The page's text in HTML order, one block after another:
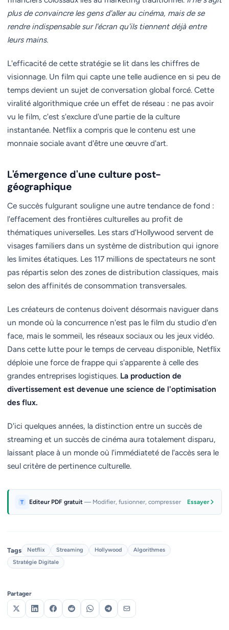
plus de convaincre les gens d'aller au cinéma, mais de se
rendre indispensable sur l'écran qu'ils tiennent déjà entre
leurs mains.
L'efficacité de cette stratégie se lit dans les chiffres de
visionnage. Un film qui capte une telle audience en si peu de
temps devient un sujet de conversation global forcé. Cette
viralité algorithmique crée un effet de réseau : ne pas avoir
vu le film, c'est s'exclure d'une partie de la culture
instantanée. Netflix a compris que le contenu est une
monnaie sociale avant d'être une œuvre d'art.
L'émergence d'une culture post-
géographique
Ce succès fulgurant souligne une autre tendance de fond :
l'effacement des frontières culturelles au profit de
thématiques universelles. Les stars d'Hollywood servent de
visages familiers dans un système de distribution qui ignore
les limites étatiques. Les 117 millions de spectateurs ne sont
pas répartis selon des zones de distribution classiques, mais
selon des affinités de consommation transversales.
Les créateurs de contenus doivent désormais naviguer dans
un monde où la concurrence n'est pas le film du studio d'en
face, mais le sommeil, les réseaux sociaux ou les jeux vidéo.
Dans cette lutte pour le temps de cerveau disponible, Netflix
déploie une force de frappe qui s'apparente à celle des
grandes entreprises logistiques. La production de
divertissement est devenue une science de l'optimisation
des flux.
D'ici quelques années, la distinction entre un succès de
streaming et un succès de cinéma aura totalement disparu,
laissant place à un monde où l'immédiateté de l'accès sera le
seul critère de pertinence culturelle.
Editeur PDF gratuit — Modifier, fusionner, compresser Essayer
Tags Netflix Streaming Hollywood
Algorithmes
Stratégie Digitale
Partager